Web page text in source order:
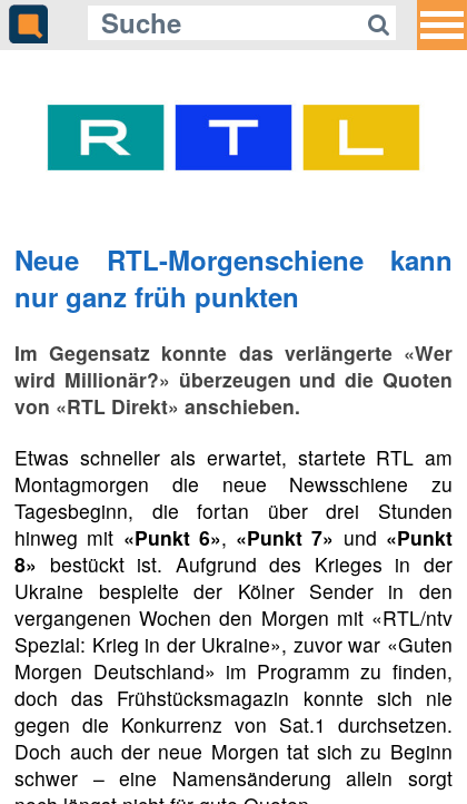
Neue RTL-Morgenschiene kann
nur ganz früh punkten
Im Gegensatz konnte das verlängerte «Wer
wird Millionär?» überzeugen und die Quoten
von «RTL Direkt» anschieben.
Etwas schneller als erwartet, startete RTL am
Montagmorgen die neue Newsschiene zu
Tagesbeginn, die fortan über drei Stunden
hinweg mit «Punkt 6», «Punkt 7» und «Punkt
8» bestückt ist. Aufgrund des Krieges in der
Ukraine bespielte der Kölner Sender in den
vergangenen Wochen den Morgen mit «RTL/ntv
Spezial: Krieg in der Ukraine», zuvor war «Guten
Morgen Deutschland» im Programm zu finden,
doch das Frühstücksmagazin konnte sich nie
gegen die Konkurrenz von Sat.1 durchsetzen.
Doch auch der neue Morgen tat sich zu Beginn
schwer – eine Namensänderung allein sorgt